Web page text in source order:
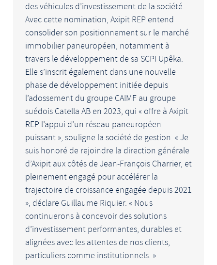
des véhicules d’investissement de la société.
Avec cette nomination, Axipit REP entend
consolider son positionnement sur le marché
immobilier paneuropéen, notamment à
travers le développement de sa SCPI Upêka.
Elle s’inscrit également dans une nouvelle
phase de développement initiée depuis
l’adossement du groupe CAIMF au groupe
suédois Catella AB en 2023, qui « offre à Axipit
REP l’appui d’un réseau paneuropéen
puissant », souligne la société de gestion. « Je
suis honoré de rejoindre la direction générale
d’Axipit aux côtés de Jean-François Charrier, et
pleinement engagé pour accélérer la
trajectoire de croissance engagée depuis 2021
», déclare Guillaume Riquier. « Nous
continuerons à concevoir des solutions
d’investissement performantes, durables et
alignées avec les attentes de nos clients,
particuliers comme institutionnels. »